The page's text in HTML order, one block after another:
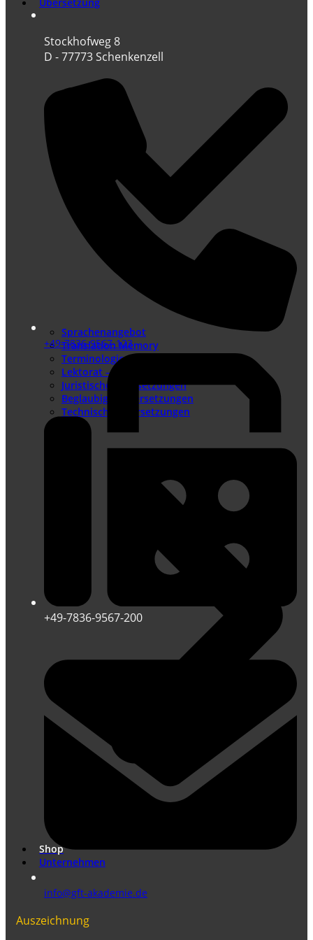
Übersetzung
Sprachenangebot
Translation Memory
Terminologiemanagement
Lektorat – Fremdsprachenlektorat
Juristische Übersetzungen
Beglaubigte Übersetzungen
Technische Übersetzungen
Shop
Unternehmen
Stockhofweg 8
D - 77773 Schenkenzell
+49-7836-9567-123
+49-7836-9567-200
info@gft-akademie.de
Auszeichnung